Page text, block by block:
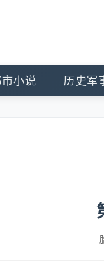
小说 历史军